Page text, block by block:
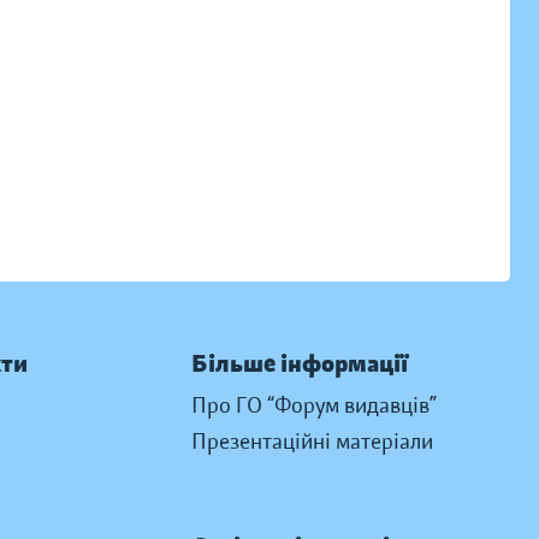
Більше інформації
Про ГО “Форум видавців”
Презентаційні матеріали